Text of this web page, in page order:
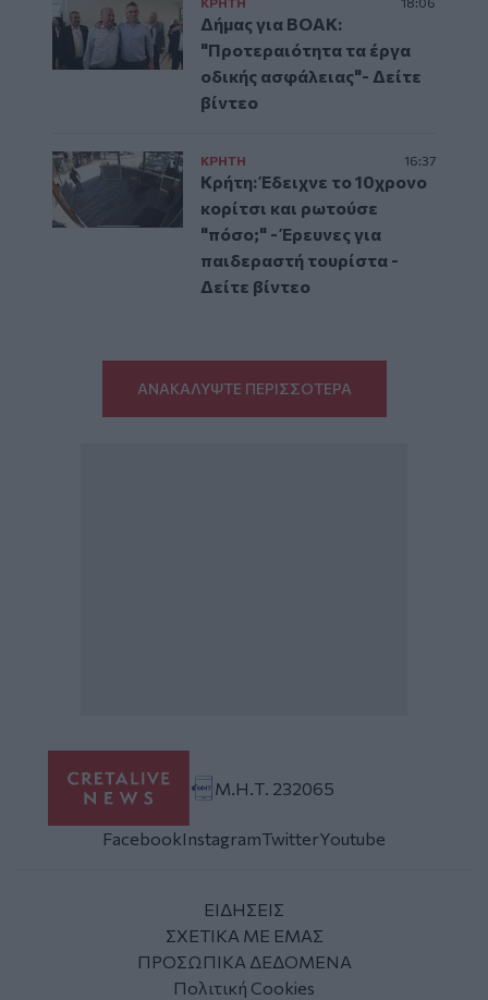
Δήμας για ΒΟΑΚ:
"Προτεραιότητα τα έργα
οδικής ασφάλειας"- Δείτε
βίντεο
ΚΡΗΤΗ 16:37
Κρήτη: Έδειχνε το 10χρονο
κορίτσι και ρωτούσε
"πόσο;" - Έρευνες για
παιδεραστή τουρίστα -
Δείτε βίντεο
ΑΝΑΚΑΛΥΨΤΕ ΠΕΡΙΣΣΟΤΕΡΑ
Μ.Η.Τ. 232065
FacebookInstagramTwitterYoutube
ΕΙΔΗΣΕΙΣ
ΣΧΕΤΙΚΑ ΜΕ ΕΜΑΣ
ΠΡΟΣΩΠΙΚΑ ΔΕΔΟΜΕΝΑ
Πολιτική Cookies